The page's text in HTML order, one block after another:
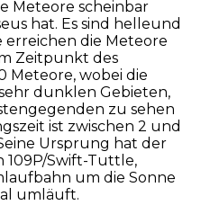
Meteore scheinbar
hat. Es sind helleund
erreichen die Meteore
Zeitpunkt des
Meteore, wobei die
dunklen Gebieten,
zu sehen
ist zwischen 2 und
Ursprung hat der
109P/Swift-Tuttle,
um die Sonne
umläuft.